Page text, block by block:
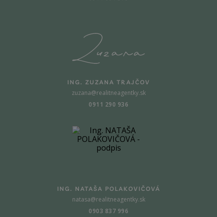
ING. ZUZANA TRAJČOV
zuzana@realitneagentky.sk
0911 290 936
ING. NATAŠA POLAKOVIČOVÁ
natasa@realitneagentky.sk
0903 837 996